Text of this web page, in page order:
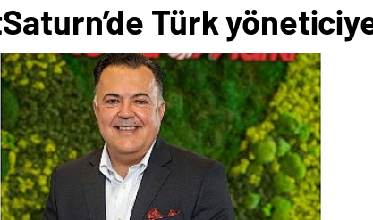
Türk